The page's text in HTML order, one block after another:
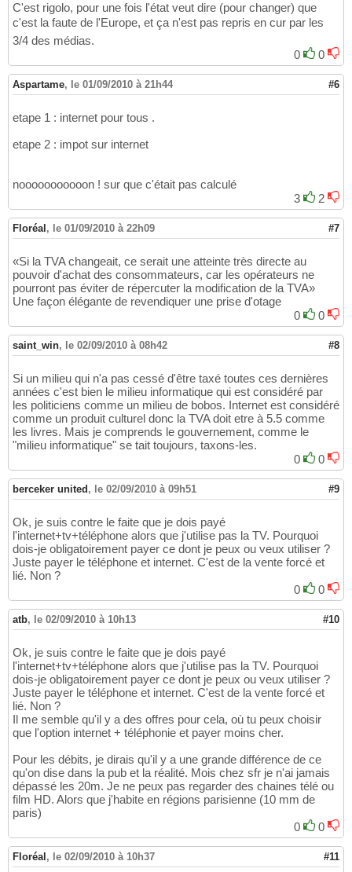
C'est rigolo, pour une fois l'état veut dire (pour changer) que
c'est la faute de l'Europe, et ça n'est pas repris en cur par les
3/4 des médias.
0
0
Aspartame, le 01/09/2010 à 21h44 #6
etape 1 : internet pour tous .
etape 2 : impot sur internet
nooooooooooon ! sur que c'était pas calculé
3
2
Floréal , le 01/09/2010 à 22h09 #7
«Si la TVA changeait, ce serait une atteinte très directe au
pouvoir d'achat des consommateurs, car les opérateurs ne
pourront pas éviter de répercuter la modification de la TVA»
Une façon élégante de revendiquer une prise d'otage
0
0
saint_win, le 02/09/2010 à 08h42 #8
Si un milieu qui n'a pas cessé d'être taxé toutes ces dernières
années c'est bien le milieu informatique qui est considéré par
les politiciens comme un milieu de bobos. Internet est considéré
comme un produit culturel donc la TVA doit etre à 5.5 comme
les livres. Mais je comprends le gouvernement, comme le
"milieu informatique" se tait toujours, taxons-les.
0
0
berceker united , le 02/09/2010 à 09h51 #9
Ok, je suis contre le faite que je dois payé
l'internet+tv+téléphone alors que j'utilise pas la TV. Pourquoi
dois-je obligatoirement payer ce dont je peux ou veux utiliser ?
Juste payer le téléphone et internet. C'est de la vente forcé et
lié. Non ?
0
0
atb, le 02/09/2010 à 10h13 #10
Ok, je suis contre le faite que je dois payé
l'internet+tv+téléphone alors que j'utilise pas la TV. Pourquoi
dois-je obligatoirement payer ce dont je peux ou veux utiliser ?
Juste payer le téléphone et internet. C'est de la vente forcé et
lié. Non ?
Il me semble qu'il y a des offres pour cela, où tu peux choisir
que l'option internet + téléphonie et payer moins cher.
Pour les débits, je dirais qu'il y a une grande différence de ce
qu'on dise dans la pub et la réalité. Mois chez sfr je n'ai jamais
dépassé les 20m. Je ne peux pas regarder des chaines télé ou
film HD. Alors que j'habite en régions parisienne (10 mm de
paris)
0
0
Floréal , le 02/09/2010 à 10h37 #11